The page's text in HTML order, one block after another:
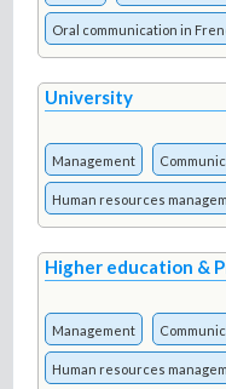
Oral communication in
University
Management
Human resources
Higher education &
Management
Human resources